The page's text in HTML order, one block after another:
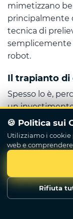
mimetizzano
principalmente
tecnica di
semplicemente
robot.
Il trapianto di
Spesso lo è,
un
tipicamente nel
più alto non
una stima
una
generica.
Qual è più
🍪 Politica sui
Utilizziamo i
web e
Rifiuta